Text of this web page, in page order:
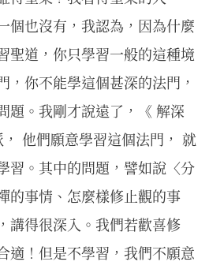
個也沒有，我認為，因為什麼
聖道，你只學習一般的這種境
，你不能學這個甚深的法門，
題。我剛才說遠了，《 解深
他們願意學習這個法門， 就
習。其中的問題，譬如說〈分
的事情、怎麼樣修止觀的事
講得很深入。我們若歡喜修
適！但是不學習，我們不願意